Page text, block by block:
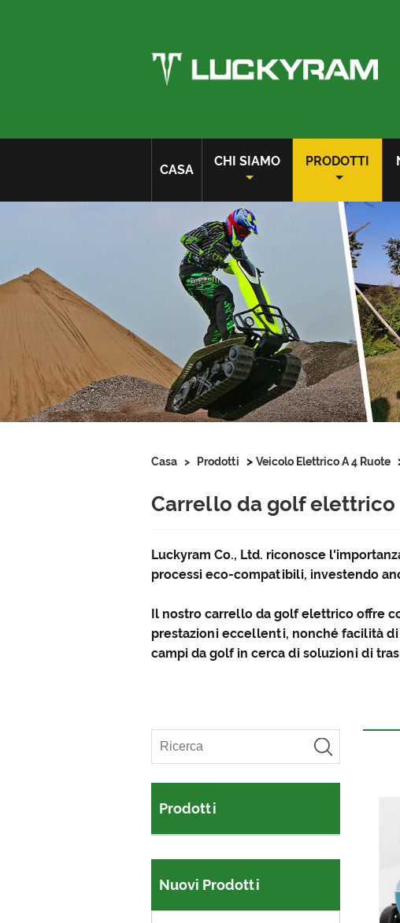
CASA
CHI SIAMO PRODOTTI
Casa > Prodotti > Veicolo Elettrico A 4 Ruote
Carrello da golf elettrico
Luckyram Co., Ltd. riconosce
processi eco-compatibili, investendo
Il nostro carrello da golf elettrico offre
prestazioni eccellenti, nonché facilità
campi da golf in cerca di soluzioni di
Prodotti
Nuovi Prodotti